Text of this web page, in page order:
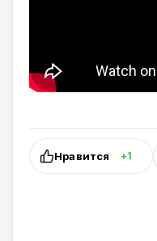
Нравится +1